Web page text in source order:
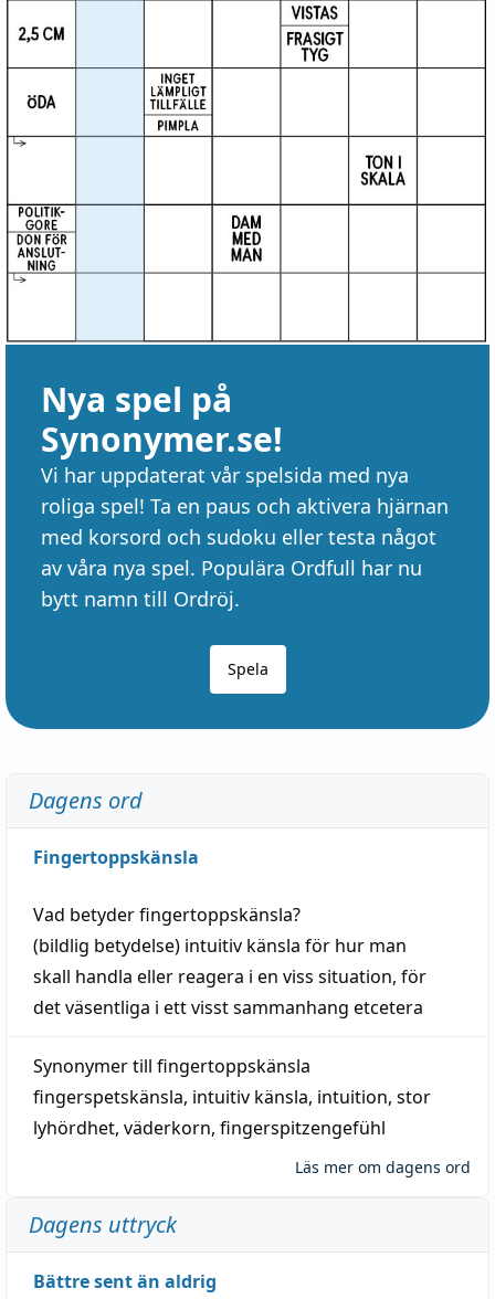
Nya spel på
Synonymer.se!
Vi har uppdaterat vår spelsida med nya
roliga spel! Ta en paus och aktivera hjärnan
med korsord och sudoku eller testa något
av våra nya spel. Populära Ordfull har nu
bytt namn till Ordröj.
Spela
Dagens ord
Fingertoppskänsla
Vad betyderfingertoppskänsla?
(bildlig betydelse) intuitiv känsla för hur man
skall handla eller reagera i en viss situation, för
det väsentliga i ett visstsammanhang etcetera
Synonymer till fingertoppskänsla
fingerspetskänsla, intuitiv känsla, intuition, stor
lyhördhet, väderkorn, fingerspitzengefühl
Läs mer om dagens ord
Dagens uttryck
Bättre sent än aldrig